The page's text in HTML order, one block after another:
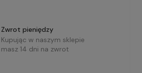
Zwrot pieniędzy
Kupując w naszym sklepie
masz 14 dni na zwrot